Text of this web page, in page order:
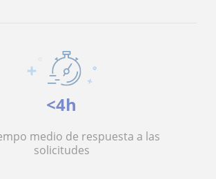
<4h
medio de respuesta a las
solicitudes